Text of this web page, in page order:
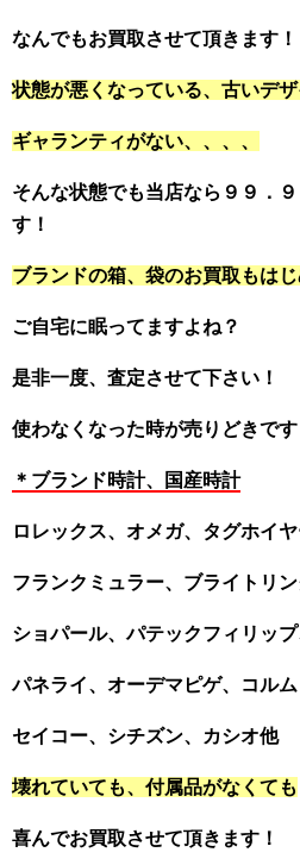
なんでもお買取させて頂きます！
状態が悪くなっている、古いデザ
ギャランティがない、、、、
そんな状態でも当店なら９９．
す！
ブランドの箱、袋のお買取もは
ご自宅に眠ってますよね？
是非一度、査定させて下さい！
使わなくなった時が売りどきです
＊ブランド時計、国産時計
ロレックス、オメガ、タグホイヤ
フランクミュラー、ブライトリン
ショパール、パテックフィリップ
パネライ、オーデマピゲ、コルム
セイコー、シチズン、カシオ他
壊れていても、付属品がなくても
喜んでお買取させて頂きます！